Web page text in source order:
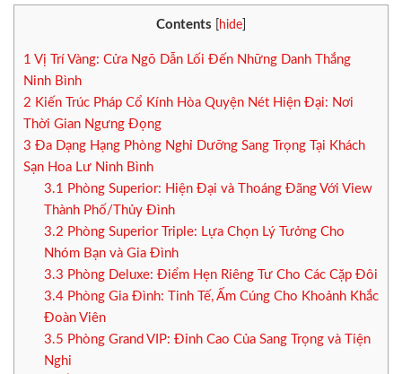
Contents hide
1 Vị Trí Vàng: Cửa Ngõ Dẫn Lối Đến Những Danh Thắng
Ninh Bình
2 Kiến Trúc Pháp Cổ Kính Hòa Quyện Nét Hiện Đại: Nơi
Thời Gian Ngưng Đọng
3 Đa Dạng Hạng Phòng Nghỉ Dưỡng Sang Trọng Tại Khách
Sạn Hoa Lư Ninh Bình
3.1
Phòng Superior: Hiện Đại và Thoáng Đãng Với View
Thành Phố/Thủy Đình
3.2 Phòng Superior Triple: Lựa Chọn Lý Tưởng Cho
Nhóm Bạn và Gia Đình
3.3 Phòng Deluxe: Điểm Hẹn Riêng Tư Cho Các Cặp Đôi
3.4Phòng Gia Đình: Tinh Tế, Ấm Cúng Cho Khoảnh Khắc
Đoàn Viên
3.5 Phòng Grand VIP: Đỉnh Cao Của Sang Trọng và Tiện
Nghi